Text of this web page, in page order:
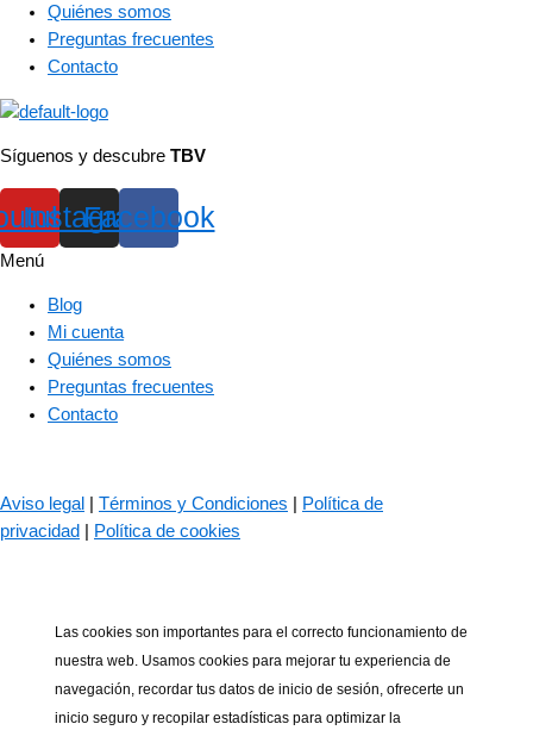
Quiénes somos
Preguntas frecuentes
Contacto
Síguenos y descubre TBV
Instagram
Facebook
Menú
Blog
Mi cuenta
Quiénes somos
Preguntas frecuentes
Contacto
Aviso legal Términos y Condiciones
Política de
privacidad
Política de cookies
Las cookies son importantes para el correcto funcionamiento de
nuestra web. Usamos cookies para mejorar tu experiencia de
navegación, recordar tus datos de inicio de sesión, ofrecerte un
inicio seguro y recopilar estadísticas para optimizar la